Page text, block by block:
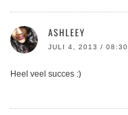
ASHLEEY
JULI 4, 2013 / 08:30
Heel veel succes :)